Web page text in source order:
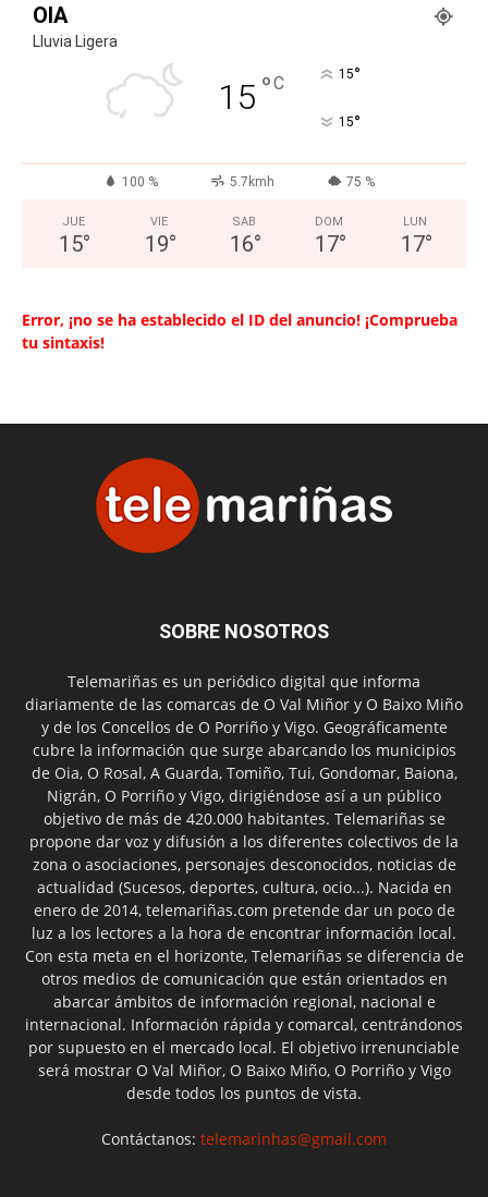
OIA
Lluvia Ligera
15 °C 15°
15°
100 % 5.7kmh 75 %
JUE
15°
VIE
19°
SAB
16°
DOM
17°
LUN
17°
Error, ¡no se ha establecido el ID del anuncio! ¡Comprueba
tu sintaxis!
SOBRE NOSOTROS
Telemariñas es un periódico digital que informa
diariamente de las comarcas de O Val Miñor y O Baixo Miño
y de los Concellos de O Porriño y Vigo. Geográficamente
cubre la información que surge abarcando los municipios
de Oia, O Rosal, A Guarda, Tomiño, Tui, Gondomar, Baiona,
Nigrán, O Porriño y Vigo, dirigiéndose así a un público
objetivo de más de 420.000 habitantes. Telemariñas se
propone dar voz y difusión a los diferentes colectivos de la
zona o asociaciones, personajes desconocidos, noticias de
actualidad (Sucesos, deportes, cultura, ocio...). Nacida en
enero de 2014, telemariñas.com pretende dar un poco de
luz a los lectores a la hora de encontrar información local.
Con esta meta en el horizonte, Telemariñas se diferencia de
otros medios de comunicación que están orientados en
abarcar ámbitos de información regional, nacional e
internacional. Información rápida y comarcal, centrándonos
por supuesto en el mercado local. El objetivo irrenunciable
será mostrar O Val Miñor, O Baixo Miño, O Porriño y Vigo
desde todos los puntos de vista.
Contáctanos: telemarinhas@gmail.com